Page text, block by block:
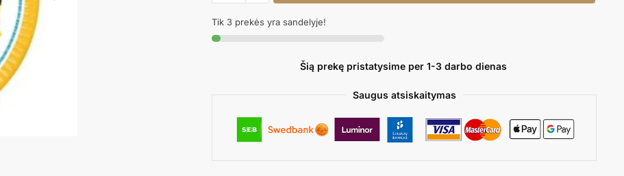
lėkštutės
MINIONS
Tik 3 prekės yra sandelyje!
Šią prekę pristatysime per 1-3 darbo dienas
Saugus atsiskaitymas